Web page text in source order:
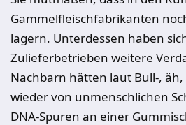
Gammelfleischfabrikanten
lagern. Unterdessen haben
Zulieferbetrieben weitere
Nachbarn hätten laut Bull-,
wieder von unmenschlichen
DNA-Spuren an einer